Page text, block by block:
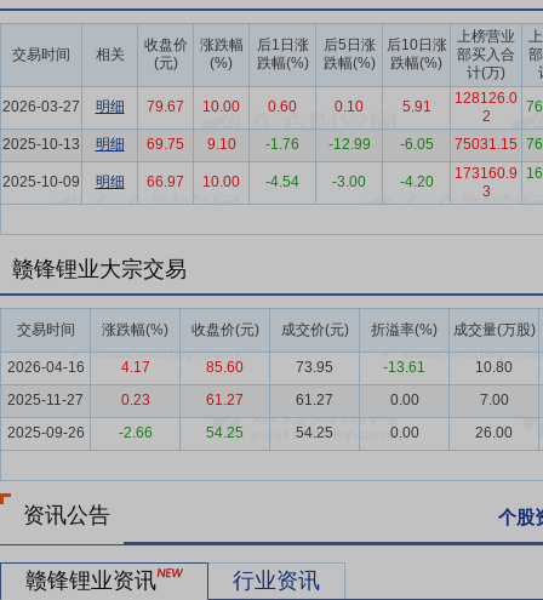
要点6：固态电池
固态电池：公司较早布局固态电池技术，利用自
力；新一代混合固液锂离子电池在大幅提升能量密度的同时，在多点
求，在极低温寒冷条件下仍保持强劲动力。公司持续推进固态锂电池
统产品，以满足不同领域需求。
要点7：锂电池回收
锂电池回收：电动汽车及消费型电子产品的使
经济潜力巨大，并可进一步丰富了锂原料的多元化供应渠道，实现锂
车生产商提供了可持续的增值解决方案，进一步巩固与来自电池生产
要点8：锂资源市场
全球锂资源供给大部分来自盐湖和硬岩锂矿。
终端市场的需求刺激下，锂资源的投资开发力度加大，供应逐渐多元
长19%；按地区分类澳洲、南美及亚洲分别供给48.1万吨LCE、42.2
锂资源196.3万吨LCE，同比增长27%，其中锂辉石、盐湖及锂云母
LCE、48.9万吨LCE、53万吨LCE及36万吨LCE。从结构上看，亚洲
要点9：锂化合物行业
近年来，中国市场主要锂化合物价格波动幅
给出清力度不足、外部关税政策调整等因素影响，电池级碳酸锂价格
来的最低点。下半年，市场迎来强势反弹。7月起，随着江西地区云
始扭转。进入四季度，锂化合物市场需求在传统淡季超出预期，新能
最大需求亮点，带动锂盐快速去库存化。从10月中旬到年底，碳酸
开。一方面，持续的亏损迫使低效产能退出，资本开支显著降低；另
局奠定基础。
交易时间 相关
收盘价
(元)
涨跌幅
(%)
后1日涨
跌幅(%)
后5日涨
跌幅(%)
后10日涨
跌幅(%)
上榜营业
部买入合
计(万)
2026-03-27
明细 79.67 10.00 0.60 0.10 5.91
128126.0
2
2025-10-13 明细 69.75 9.10 -1.76 -12.99 -6.05 75031.15
2025-10-09 明细 66.97 10.00 -4.54 -3.00 -4.20
173160.9
3
赣锋锂业大宗交易
交易时间 涨跌幅(%) 收盘价(元) 成交价(元) 折溢率(%) 成交量(万股)
2026-04-16 4.17 85.60 73.95 -13.61
10.80
2025-11-27
0.23 61.27 61.27 0.00
7.00
2025-09-26
-2.66 54.25 54.25 0.00 26.00
资讯公告 个股
赣锋锂业资讯 行业资讯